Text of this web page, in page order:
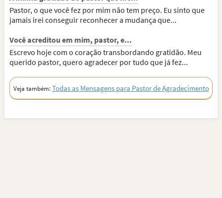
Pastor, o que você fez por mim não tem preço. Eu sinto que
jamais irei conseguir reconhecer a mudança que...
Você acreditou em mim, pastor, e...
Escrevo hoje com o coração transbordando gratidão. Meu
querido pastor, quero agradecer por tudo que já fez...
Veja também:Todas as Mensagens para Pastor de Agradecimento